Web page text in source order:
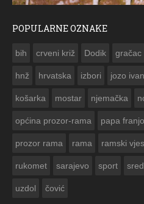
POPULARNE OZNAKE
bih crveni križ Dodik gračac
hnž hrvatska izbori jozo
košarka mostar njemačka
općina prozor-rama papa franjo
prozor rama rama ramski
rukomet sarajevo sport
uzdol čović